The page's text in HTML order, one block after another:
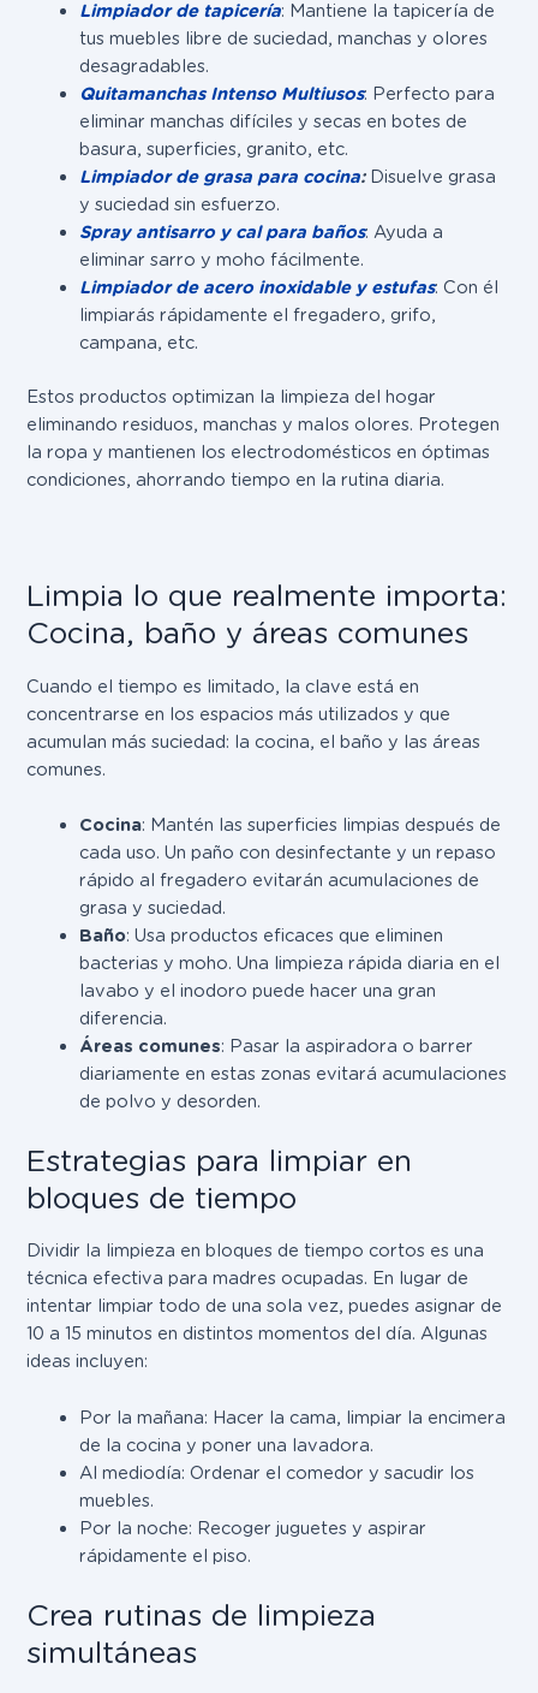
Limpiador de tapicería: Mantiene la tapicería de
tus muebles libre de suciedad, manchas y olores
desagradables.
Quitamanchas Intenso Multiusos: Perfecto para
eliminar manchas difíciles y secas en botes de
basura, superficies, granito, etc.
Limpiador de grasa para cocina:Disuelve grasa
y suciedad sin esfuerzo.
Spray antisarro y cal para baños: Ayuda a
eliminar sarro y moho fácilmente.
Limpiador de acero inoxidable y estufas: Con él
limpiarás rápidamente el fregadero, grifo,
campana, etc.
Estos productos optimizan la limpieza del hogar
eliminando residuos, manchas y malos olores. Protegen
la ropa y mantienen los electrodomésticos en óptimas
condiciones, ahorrando tiempo en la rutina diaria.
Limpia lo que realmente importa:
Cocina, baño y áreas comunes
Cuando el tiempo es limitado, la clave está en
concentrarse en los espacios más utilizados y que
acumulan más suciedad: la cocina, el baño y las áreas
comunes.
Cocina: Mantén las superficies limpias después de
cada uso. Un paño con desinfectante y un repaso
rápido al fregadero evitarán acumulaciones de
grasa y suciedad.
Baño: Usa productos eficaces que eliminen
bacterias y moho. Una limpieza rápida diaria en el
lavabo y el inodoro puede hacer una gran
diferencia.
Áreas comunes: Pasar la aspiradora o barrer
diariamente en estas zonas evitará acumulaciones
de polvo y desorden.
Estrategias para limpiar en
bloques de tiempo
Dividir la limpieza en bloques de tiempo cortos es una
técnica efectiva para madres ocupadas. En lugar de
intentar limpiar todo de una sola vez, puedes asignar de
10 a 15 minutos en distintos momentos del día. Algunas
ideas incluyen:
Por la mañana: Hacer la cama, limpiar la encimera
de la cocina y poner una lavadora.
Al mediodía: Ordenar el comedor y sacudir los
muebles.
Por la noche: Recoger juguetes y aspirar
rápidamente el piso.
Crea rutinas de limpieza
simultáneas